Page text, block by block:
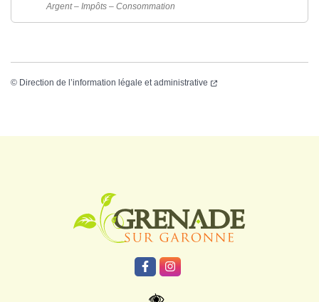
Argent – Impôts – Consommation
© Direction de l’information légale et administrative
Lien vers le compte Facebook
Lien vers le compte